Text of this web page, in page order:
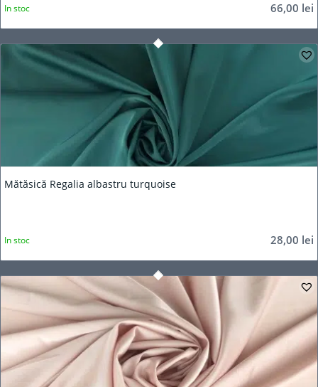
66,00 lei
In stoc
Mătăsică Regalia albastru turquoise
28,00 lei
In stoc